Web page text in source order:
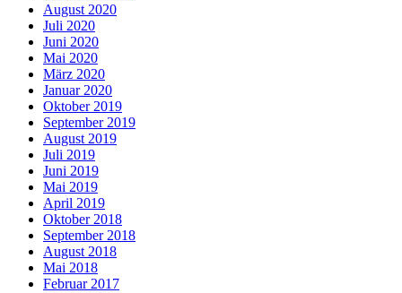
August 2020
Juli 2020
Juni 2020
Mai 2020
März 2020
Januar 2020
Oktober 2019
September 2019
August 2019
Juli 2019
Juni 2019
Mai 2019
April 2019
Oktober 2018
September 2018
August 2018
Mai 2018
Februar 2017